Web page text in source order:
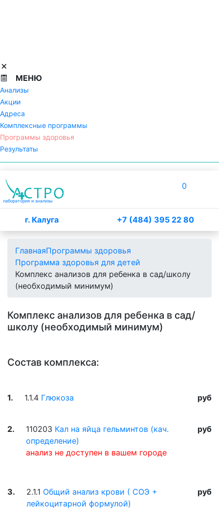
МЕНЮ
Анализы
Акции
Адреса
Комплексные программы
Программы здоровья
Результаты
лаборатория и анализы
г. Калуга +7 (484) 395 22 80
0
ГлавнаяПрограммы здоровья
Программа здоровья для детей
Комплекс анализов для ребенка в сад/школу
(необходимый минимум)
Комплекс анализов для ребенка в сад/
школу (необходимый минимум)
Состав комплекса:
1. 1.1.4 Глюкоза руб
2. 110203 Кал на яйца гельминтов (кач.
определение)
анализ не доступен в вашем городе
руб
3. 2.1.1 Общий анализ крови ( СОЭ +
лейкоцитарной формулой)
руб